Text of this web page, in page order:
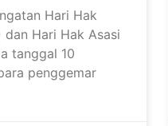
Hari Hak
dan Hari Hak Asasi
tanggal 10
penggemar